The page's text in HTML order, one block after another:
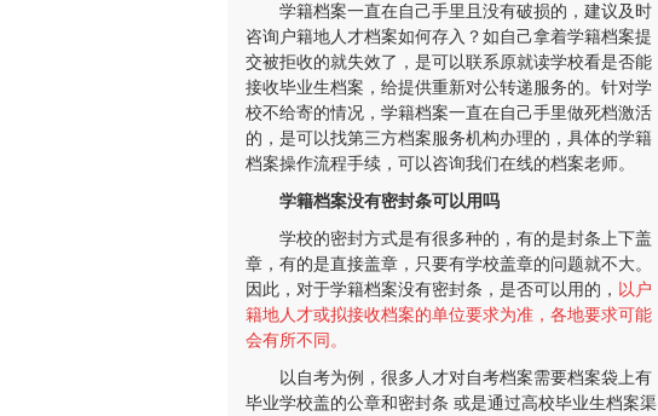
学籍档案一直在自己手里且没有破损的，建议及时
咨询户籍地人才档案如何存入？如自己拿着学籍档案提
交被拒收的就失效了，是可以联系原就读学校看是否能
接收毕业生档案，给提供重新对公转递服务的。针对学
校不给寄的情况，学籍档案一直在自己手里做死档激活
的，是可以找第三方档案服务机构办理的，具体的学籍
档案操作流程手续，可以咨询我们在线的档案老师。
学籍档案没有密封条可以用吗
学校的密封方式是有很多种的，有的是封条上下盖
章，有的是直接盖章，只要有学校盖章的问题就不大。
因此，对于学籍档案没有密封条，是否可以用的， 以户
籍地人才或拟接收档案的单位要求为准，各地要求可能
会有所不同。
以自考为例，很多人才对自考档案需要档案袋上有
毕业学校盖的公章和密封条 或是通过高校毕业生档案渠